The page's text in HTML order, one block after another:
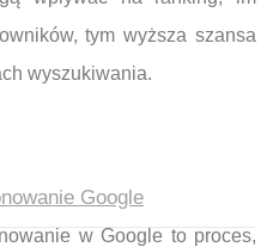
tym wyższa szansa
wyszukiwania.
Google
w Google to proces,